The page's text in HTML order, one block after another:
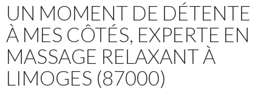
UN MOMENT DE DÉTENTE
À MES CÔTÉS, EXPERTE EN
MASSAGE RELAXANT À
LIMOGES (87000)